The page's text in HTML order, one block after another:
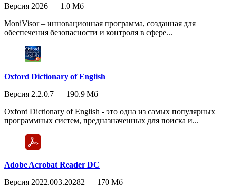
Версия 2026 — 1.0 Мб
MoniVisor – инновационная программа, созданная для
обеспечения безопасности и контроля в сфере...
Oxford Dictionary of English
Версия 2.2.0.7 — 190.9 Мб
Oxford Dictionary of English - это одна из самых популярных
программных систем, предназначенных для поиска и...
Adobe Acrobat Reader DC
Версия 2022.003.20282 — 170 Мб